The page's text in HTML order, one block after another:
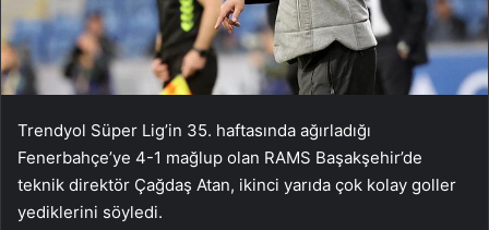
Trendyol Süper Lig’in 35. haftasında ağırladığı
Fenerbahçe’ye 4-1 mağlup olan RAMS Başakşehir’de
teknik direktör Çağdaş Atan, ikinci yarıda çok kolay goller
yediklerini söyledi.